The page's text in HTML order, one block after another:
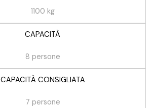
1100 kg
CAPACITÀ
8 persone
CAPACITÀ CONSIGLIATA
7 persone